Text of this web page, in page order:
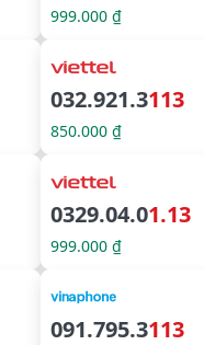
999.000 ₫
032.921.3113
850.000 ₫
0329.04.01.13
999.000 ₫
091.795.3113